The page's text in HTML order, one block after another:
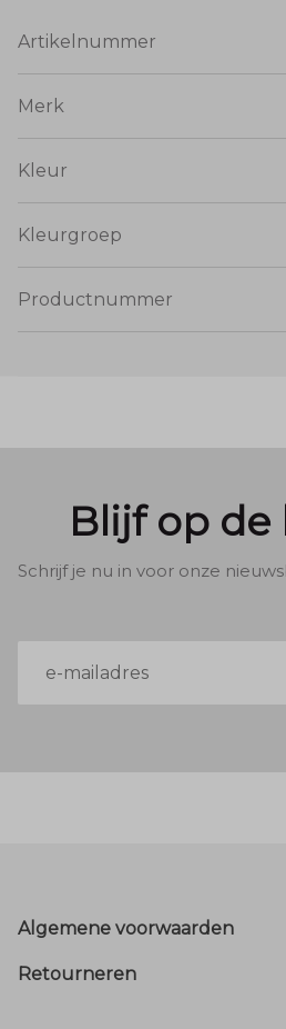
Artikelnummer
Merk
Kleur
Kleurgroep
Productnummer
Blijf op
Schrijf je nu in voor onze
mailadres
Footer
Algemene voorwaarden
Retourneren